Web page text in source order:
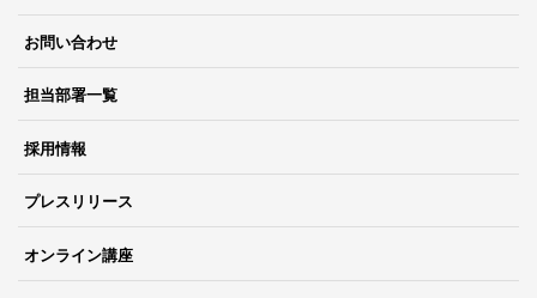
お問い合わせ
担当部署一覧
採用情報
プレスリリース
オンライン講座